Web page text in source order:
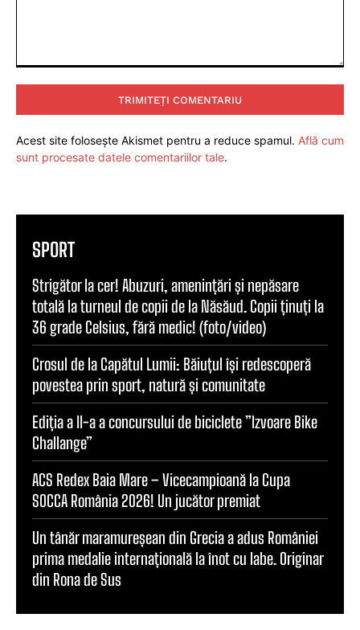
Acest site folosește Akismet pentru a reduce spamul. Află cum
sunt procesate datele comentariilor tale.
SPORT
Strigător la cer! Abuzuri, amenințări și nepăsare
totală la turneul de copii de la Năsăud. Copii ținuți la
36 grade Celsius, fără medic! (foto/video)
Crosul de la Capătul Lumii: Băiuțul își redescoperă
povestea prin sport, natură și comunitate
Ediția a II-a a concursului de biciclete ”Izvoare Bike
Challange”
ACS Redex Baia Mare – Vicecampioană la Cupa
SOCCA România 2026! Un jucător premiat
Un tânăr maramureșean din Grecia a adus României
prima medalie internațională la înot cu labe. Originar
din Rona de Sus